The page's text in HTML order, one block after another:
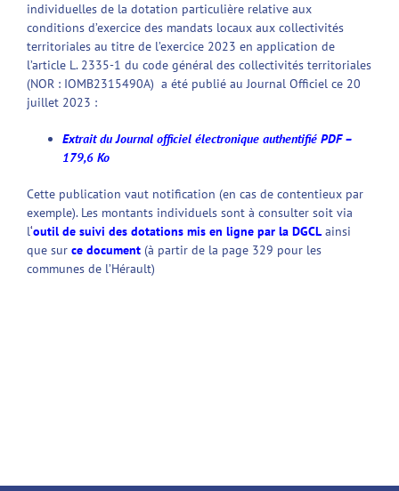
individuelles de la dotation particulière relative aux
conditions d’exercice des mandats locaux aux collectivités
territoriales au titre de l’exercice 2023 en application de
l’article L. 2335-1 du code général des collectivités territoriales
(NOR : IOMB2315490A) a été publié au Journal Officiel ce 20
juillet 2023 :
Extrait du Journal officiel électronique authentifié PDF –
179,6 Ko
Cette publication vaut notification (en cas de contentieux par
exemple). Les montants individuels sont à consulter soit via
l‘outil de suivi des dotations mis en ligne par la DGCL ainsi
que sur ce document (à partir de la page 329 pour les
communes de l’Hérault)